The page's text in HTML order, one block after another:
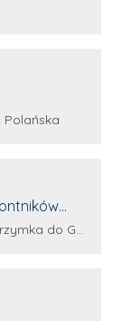
Polańska
ptaki
dojadą
Kościelnego